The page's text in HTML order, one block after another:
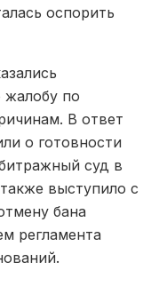
оспорить
жалобу по
В ответ
о готовности
суд в
также выступило с
бана
регламента